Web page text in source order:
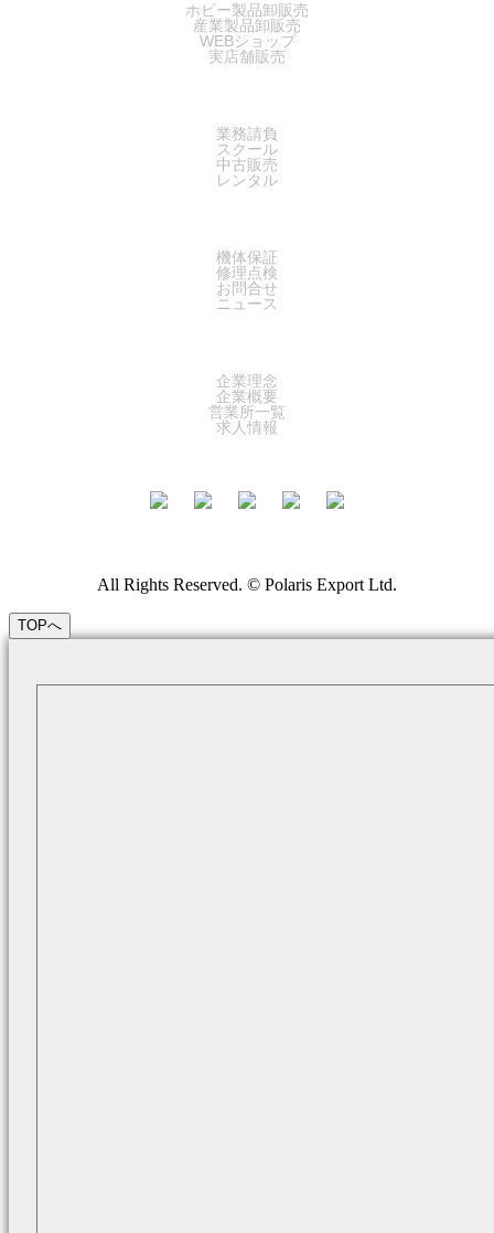
ホビー製品卸販売
産業製品卸販売
WEBショップ
実店舗販売
業務請負
スクール
中古販売
レンタル
機体保証
修理点検
お問合せ
ニュース
企業理念
企業概要
営業所一覧
求人情報
All Rights Reserved. © Polaris Export Ltd.
TOPへ